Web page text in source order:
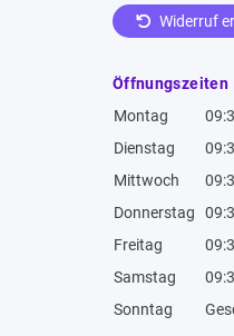
Widerruf
Öffnungszeiten
Montag
Dienstag
Mittwoch
Donnerstag
Freitag
Samstag
Sonntag